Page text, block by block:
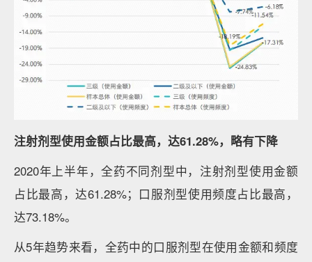
注射剂型使用金额占比最高，达61.28%，略有下降
2020年上半年，全药不同剂型中，注射剂型使用金额
占比最高，达61.28%；口服剂型使用频度占比最高，
达73.18%。
从5年趋势来看，全药中的口服剂型在使用金额和频度